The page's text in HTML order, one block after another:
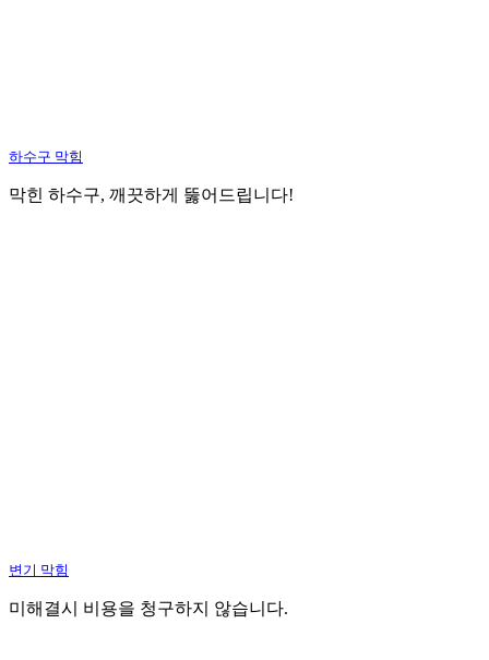
하수구 막힘
막힌 하수구, 깨끗하게 뚫어드립니다!
변기 막힘
미해결시 비용을 청구하지 않습니다.